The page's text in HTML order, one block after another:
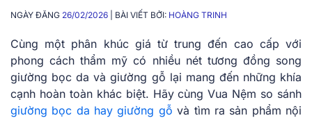
NGÀY ĐĂNG 26/02/2026 | BÀI VIẾT BỞI: HOÀNG TRINH
Cùng một phân khúc giá từ trung đến cao cấp với
phong cách thẩm mỹ có nhiều nét tương đồng song
giường bọc da và giường gỗ lại mang đến những khía
cạnh hoàn toàn khác biệt. Hãy cùng Vua Nệm so sánh
giường bọc da hay giường gỗ và tìm ra sản phẩm nội